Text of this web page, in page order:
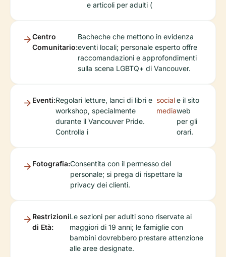
e articoli per adulti (
Centro
Comunitario:
Bacheche che mettono in evidenza
eventi locali; personale esperto offre
raccomandazioni e approfondimenti
sulla scena LGBTQ+ di Vancouver.
Eventi:Regolari letture, lanci di libri e
workshop, specialmente
durante il Vancouver Pride.
Controlla i
social
media
e il sito
web
per gli
orari.
Fotografia:Consentita con il permesso del
personale; si prega di rispettare la
privacy dei clienti.
Restrizioni
di Età:
Le sezioni per adulti sono riservate ai
maggiori di 19 anni; le famiglie con
bambini dovrebbero prestare attenzione
alle aree designate.